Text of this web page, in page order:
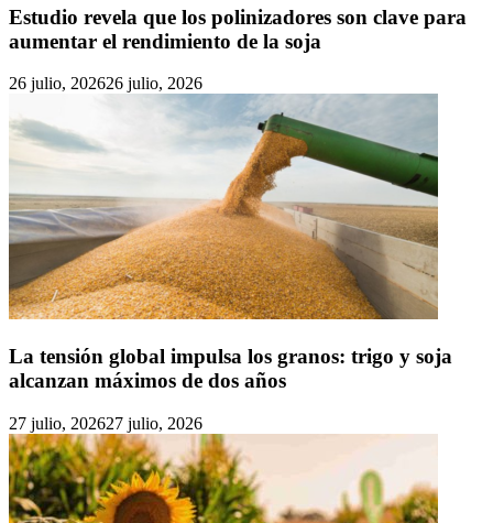
Estudio revela que los polinizadores son clave para
aumentar el rendimiento de la soja
26 julio, 202626 julio, 2026
La tensión global impulsa los granos: trigo y soja
alcanzan máximos de dos años
27 julio, 202627 julio, 2026